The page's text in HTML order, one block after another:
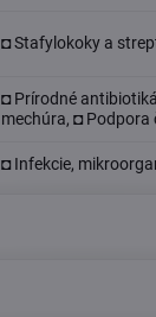
◘ Stafylokoky a
◘ Prírodné
mechúra, ◘ Podpora
◘ Infekcie,